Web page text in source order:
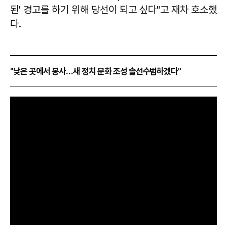
된' 경고를 하기 위해 당선이 되고 싶다"고 재차 호소했
다.
"낮은 곳에서 봉사…새 정치 문화 조성 솔선수범하겠다"